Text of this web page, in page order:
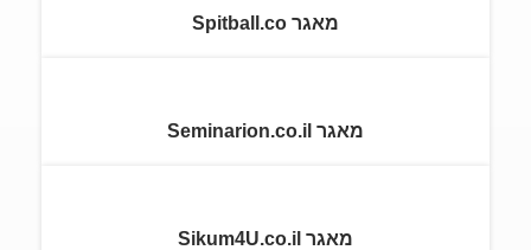
מאגר Spitball.co
מאגר Seminarion.co.il
מאגר Sikum4U.co.il